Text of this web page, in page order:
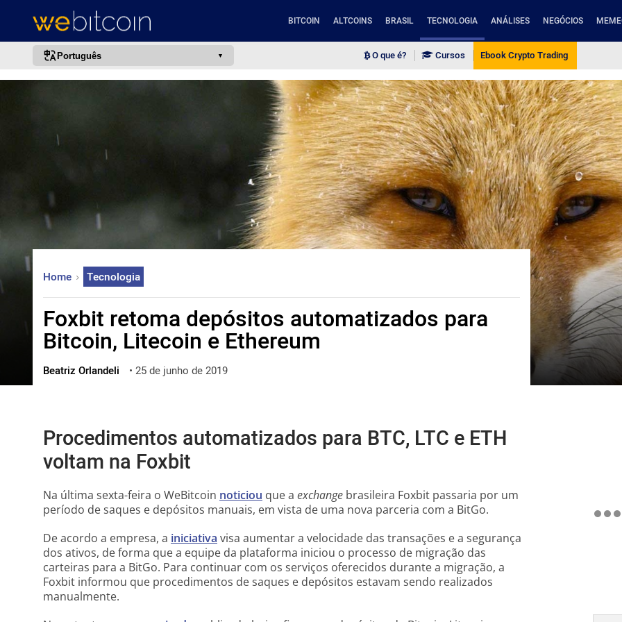
BITCOIN ALTCOINS BRASIL TECNOLOGIA ANÁLISES NEGÓCIOS
Português
日本語
한국어
العربية
ไทย
ქართული
O que é? Cursos Ebook Crypto Trading
Home Tecnologia
Foxbit retoma depósitos automatizados para
Bitcoin, Litecoin e Ethereum
Beatriz Orlandeli • 25 de junho de 2019
Procedimentos automatizados para BTC, LTC e ETH
voltam na Foxbit
Na última sexta-feira o WeBitcoin noticiou que a exchange brasileira Foxbit passaria por um
período de saques e depósitos manuais, em vista de uma nova parceria com a BitGo.
De acordo a empresa, a iniciativa visa aumentar a velocidade das transações e a segurança
dos ativos, de forma que a equipe da plataforma iniciou o processo de migração das
carteiras para a BitGo. Para continuar com os serviços oferecidos durante a migração, a
Foxbit informou que procedimentos de saques e depósitos estavam sendo realizados
manualmente.